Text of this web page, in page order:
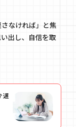
なければ」と焦
出し、自信を取